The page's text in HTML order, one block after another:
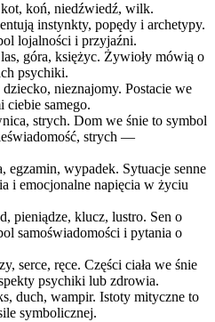
koń, niedźwiedź, wilk.
instynkty, popędy i archetypy.
lojalności i przyjaźni.
góra, księżyc. Żywioły mówią o
psychiki.
nieznajomy. Postacie we
ciebie samego.
strych. Dom we śnie to symbol
strych —
wypadek. Sytuacje senne
i emocjonalne napięcia w życiu
pieniądze, klucz, lustro. Sen o
samoświadomości i pytania o
serce, ręce. Części ciała we śnie
psychiki lub zdrowia.
duch, wampir. Istoty mityczne to
symbolicznej.